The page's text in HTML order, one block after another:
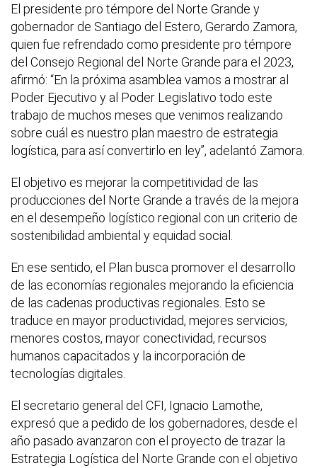
El presidente pro témpore del Norte Grande y
gobernador de Santiago del Estero, Gerardo Zamora,
quien fue refrendado como presidente pro témpore
del Consejo Regional del Norte Grande para el 2023,
afirmó: “En la próxima asamblea vamos a mostrar al
Poder Ejecutivo y al Poder Legislativo todo este
trabajo de muchos meses que venimos realizando
sobre cuál es nuestro plan maestro de estrategia
logística, para así convertirlo en ley”, adelantó Zamora.
El objetivo es mejorar la competitividad de las
producciones del Norte Grande a través de la mejora
en el desempeño logístico regional con un criterio de
sostenibilidad ambiental y equidad social.
En ese sentido, el Plan busca promover el desarrollo
de las economías regionales mejorando la eficiencia
de las cadenas productivas regionales. Esto se
traduce en mayor productividad, mejores servicios,
menores costos, mayor conectividad, recursos
humanos capacitados y la incorporación de
tecnologías digitales.
El secretario general del CFI, Ignacio Lamothe,
expresó que a pedido de los gobernadores, desde el
año pasado avanzaron con el proyecto de trazar la
Estrategia Logística del Norte Grande con el objetivo